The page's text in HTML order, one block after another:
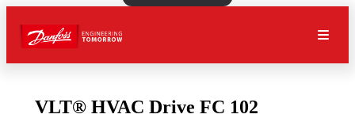
VLT® HVAC Drive FC 102